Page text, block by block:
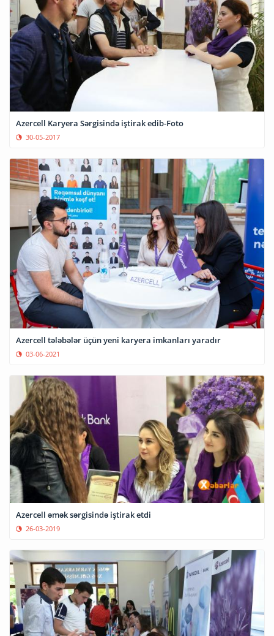
Azercell Karyera Sərgisində iştirak edib-Foto
30-05-2017
Azercell tələbələr üçün yeni karyera imkanları yaradır
03-06-2021
Azercell əmək sərgisində iştirak etdi
26-03-2019